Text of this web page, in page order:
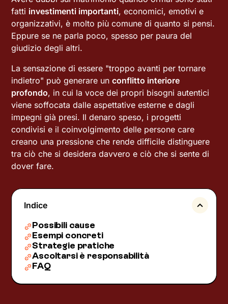
fatti investimenti importanti, economici, emotivi e
organizzativi, è molto più comune di quanto si pensi.
Eppure se ne parla poco, spesso per paura del
giudizio degli altri.
La sensazione di essere "troppo avanti per tornare
indietro" può generare unconflitto interiore
profondo, in cui la voce dei propri bisogni autentici
viene soffocata dalle aspettative esterne e dagli
impegni già presi. Il denaro speso, i progetti
condivisi e il coinvolgimento delle persone care
creano una pressione che rende difficile distinguere
tra ciò che si desidera davvero e ciò che si sente di
dover fare.
Indice
Possibili cause
Esempi concreti
Strategie pratiche
Ascoltarsi è responsabilità
FAQ